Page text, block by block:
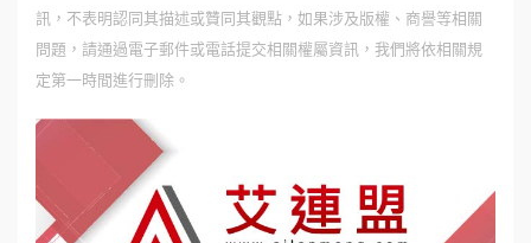
訊，不表明認同其描述或贊同其觀點，如果涉及版權、商譽等相關
問題，請通過電子郵件或電話提交相關權屬資訊，我們將依相關規
定第一時間進行刪除。